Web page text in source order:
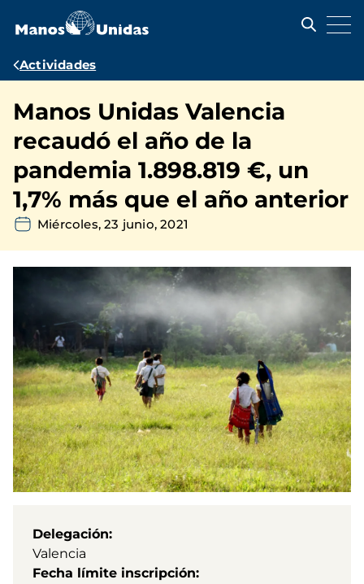
contenido
Ruta
navegación
Actividades
Manos Unidas Valencia
recaudó el año de la
pandemia 1.898.819 €, un
1,7% más que el año anterior
Miércoles, 23 junio, 2021
Delegación
Valencia
Fecha límite inscripción